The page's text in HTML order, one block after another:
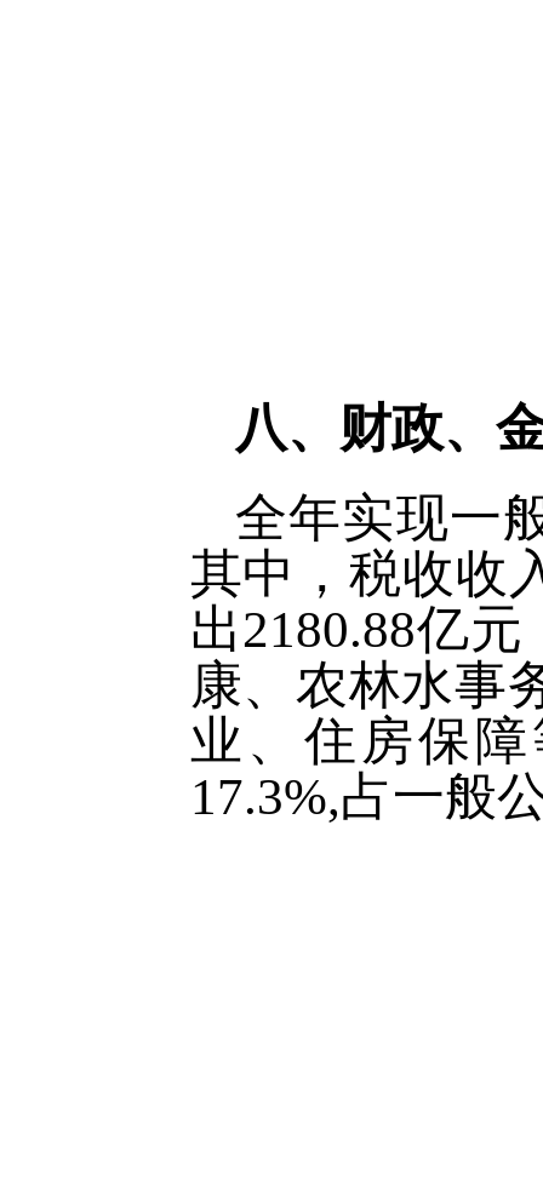
八、财政、
全年实现一
其中，税收收
出2180.88亿
康、农林水事
业、住房保
17.3%,占一般